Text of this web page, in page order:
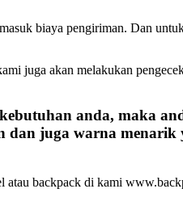
biaya pengiriman. Dan
juga akan melakukan
anda, maka
juga warna menarik
atau backpack di kami